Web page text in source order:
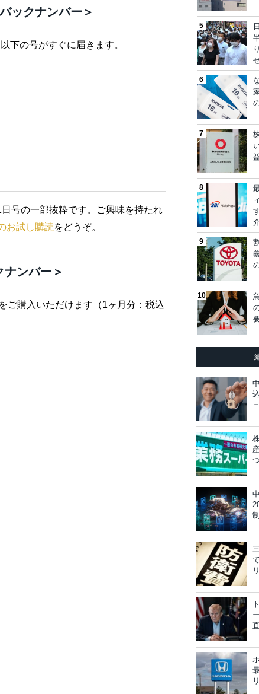
ックナンバー＞
下の号がすぐに届きます。
日号の一部抜粋です。ご興味を持たれ
お試し購読をどうぞ。
ンバー＞
ご購入いただけます（1ヶ月分：税込